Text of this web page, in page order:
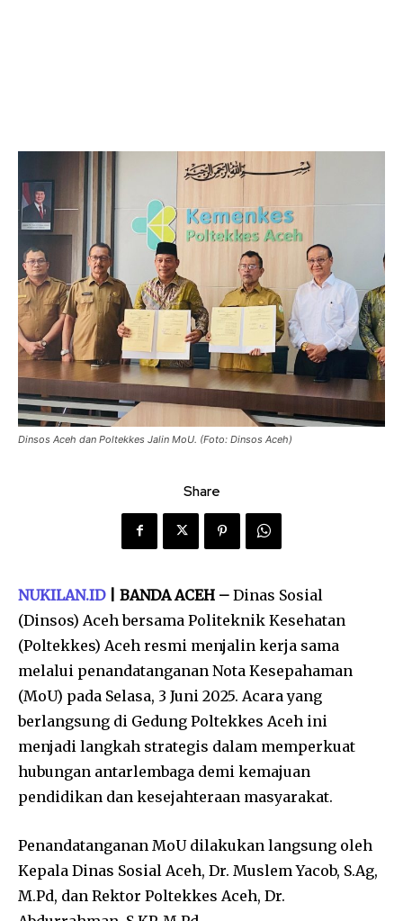
Dinsos Aceh dan Poltekkes Jalin MoU. (Foto: Dinsos Aceh)
Share
NUKILAN.ID| BANDA ACEH – Dinas Sosial
(Dinsos) Aceh bersama Politeknik Kesehatan
(Poltekkes) Aceh resmi menjalin kerja sama
melalui penandatanganan Nota Kesepahaman
(MoU) pada Selasa, 3 Juni 2025. Acara yang
berlangsung di Gedung Poltekkes Aceh ini
menjadi langkah strategis dalam memperkuat
hubungan antarlembaga demi kemajuan
pendidikan dan kesejahteraan masyarakat.
Penandatanganan MoU dilakukan langsung oleh
Kepala Dinas Sosial Aceh, Dr. Muslem Yacob, S.Ag,
M.Pd, dan Rektor Poltekkes Aceh, Dr.